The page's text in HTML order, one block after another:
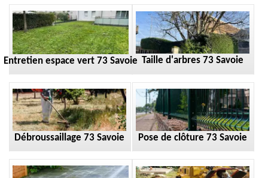
Entretien espace vert 73 Savoie Taille d'arbres 73 Savoie
Débroussaillage 73 Savoie Pose de clôture 73 Savoie